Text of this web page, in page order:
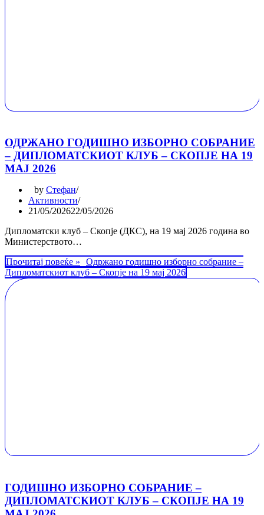
ОДРЖАНО ГОДИШНО ИЗБОРНО СОБРАНИЕ
– ДИПЛОМАТСКИОТ КЛУБ – СКОПЈЕ НА 19
МАЈ 2026
by Стефан
Активности
21/05/202622/05/2026
Дипломатски клуб – Скопје (ДКС), на 19 мај 2026 година во
Министерството…
Прочитај повеќе »
Одржано годишно изборно собрание –
Дипломатскиот клуб – Скопје на 19 мај 2026
ГОДИШНО ИЗБОРНО СОБРАНИЕ –
ДИПЛОМАТСКИОТ КЛУБ – СКОПЈЕ НА 19